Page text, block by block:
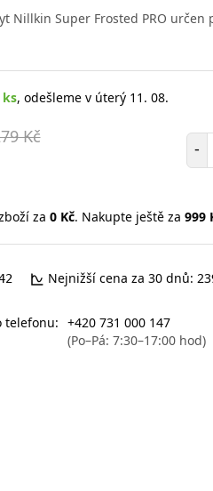
Nillkin Super Frosted PRO
ks, odešleme v úterý 11. 08.
Kč
-
za 0 Kč. Nakupte ještě za 999
Nejnižší cena za 30 dnů:
telefonu: +420 731 000 147
(Po–Pá: 7:30–17:00 hod)